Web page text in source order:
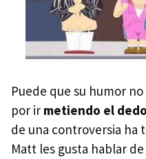
Puede que su humor
por ir metiendo el
de una controversia ha
Matt les gusta hablar